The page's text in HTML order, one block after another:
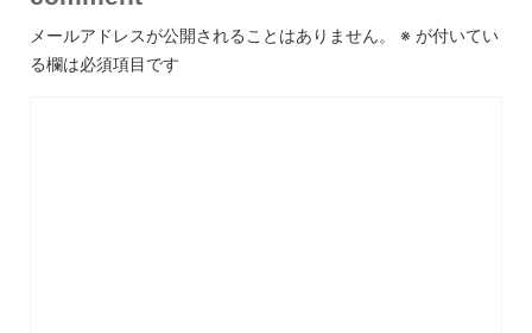
メールアドレスが公開されることはありません。 ※ が付いてい
る欄は必須項目です